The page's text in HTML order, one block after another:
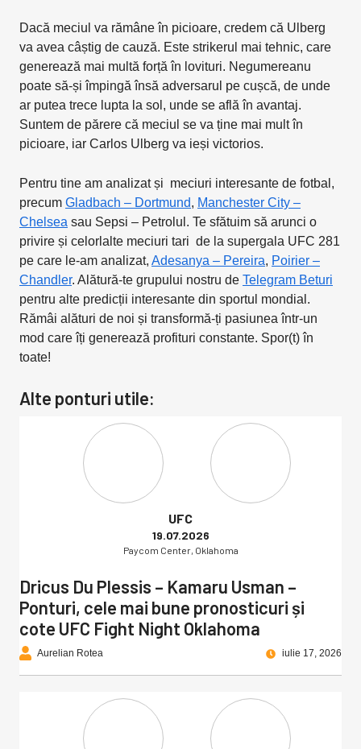
Dacă meciul va rămâne în picioare, credem că Ulberg
va avea câștig de cauză. Este strikerul mai tehnic, care
generează mai multă forță în lovituri. Negumereanu
poate să-și împingă însă adversarul pe cușcă, de unde
ar putea trece lupta la sol, unde se află în avantaj.
Suntem de părere că meciul se va ține mai mult în
picioare, iar Carlos Ulberg va ieși victorios.
Pentru tine am analizat și meciuri interesante de fotbal,
precum Gladbach – Dortmund, Manchester City –
Chelsea sau Sepsi – Petrolul. Te sfătuim să arunci o
privire și celorlalte meciuri tari de la supergala UFC 281
pe care le-am analizat, Adesanya – Pereira, Poirier –
Chandler. Alătură-te grupului nostru de Telegram Beturi
pentru alte predicții interesante din sportul mondial.
Rămâi alături de noi și transformă-ți pasiunea într-un
mod care îți generează profituri constante. Spor(t) în
toate!
Alte ponturi utile:
UFC
19.07.2026
Paycom Center, Oklahoma
Dricus Du Plessis – Kamaru Usman –
Ponturi, cele mai bune pronosticuri și
cote UFC Fight Night Oklahoma
Aurelian Rotea iulie 17, 2026